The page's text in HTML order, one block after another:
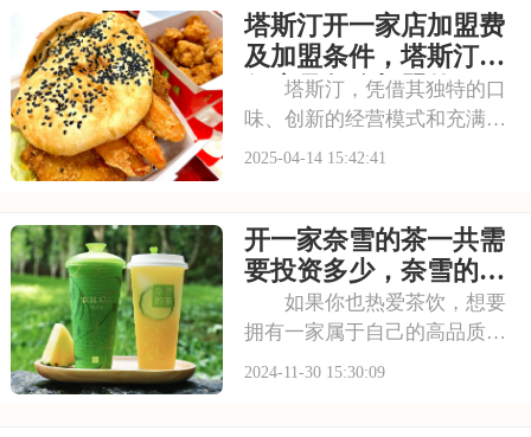
条件至关重要。接下来，我们
将为您详细介绍华莱士的加盟
费用和加盟要求，助您
塔斯汀开一家店加盟费
及加盟条件，塔斯汀汉
堡店是怎么加盟的
塔斯汀，凭借其独特的口
味、创新的经营模式和充满活
力的品牌形象，迅速在众多餐
择。而对于有意向投身塔斯汀
加盟事业的创业者来说，了解
其加盟费用无疑是开启
2025-04-14 15:42:41
开一家奈雪的茶一共需
要投资多少，奈雪的茶
加盟大约要多少钱呢
如果你也热爱茶饮，想要
拥有一家属于自己的高品质茶
饮店，并且渴望在茶饮市场中
2024-11-30 15:30:09